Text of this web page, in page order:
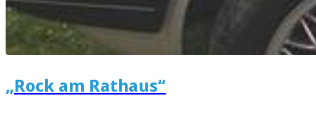
„Rock am Rathaus“